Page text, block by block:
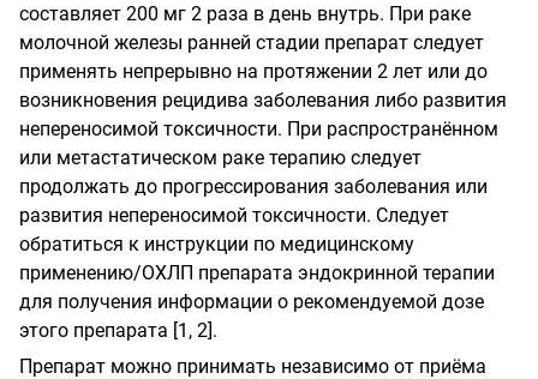
составляет 200 мг 2 раза в день внутрь. При раке
молочной железы ранней стадии препарат следует
применять непрерывно на протяжении 2 лет или до
возникновения рецидива заболевания либо развития
непереносимой токсичности. При распространённом
или метастатическом раке терапию следует
продолжать до прогрессирования заболевания или
развития непереносимой токсичности. Следует
обратиться к инструкции по медицинскому
применению/ОХЛП препарата эндокринной терапии
для получения информации о рекомендуемой дозе
этого препарата [1, 2].
Препарат можно принимать независимо от приёма